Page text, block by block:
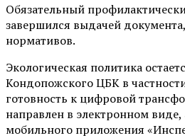
Обязательный
завершился выдачей
нормативов.
Экологическая политика
Кондопожского ЦБК в
готовность к цифровой
направлен в электронном
мобильного приложения